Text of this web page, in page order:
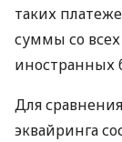
таких
суммы со всех
иностранных
Для
эквайринга